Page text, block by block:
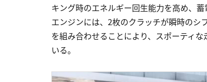
キング時のエネルギー回生能力を高め、
エンジンには、2枚のクラッチが瞬時のシ
を組み合わせることにより、スポーティ
いる。